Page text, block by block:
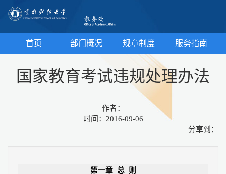
首页 部门概况 规章制度 服务指南
国家教育考试违规处理办法
作者：
时间：2016-09-06
分享到：
第一章 总 则